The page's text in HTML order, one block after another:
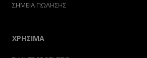
ΣΗΜΕΙΑ ΠΩΛΗΣΗΣ
ΧΡΗΣΙΜΑ